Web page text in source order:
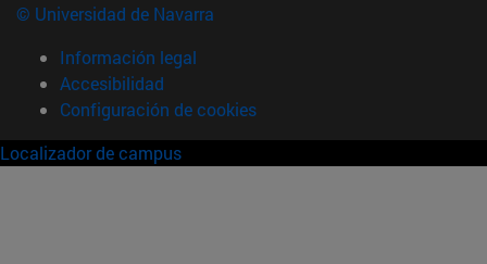
© Universidad de Navarra
Información legal
Accesibilidad
Configuración de cookies
Localizador de campus